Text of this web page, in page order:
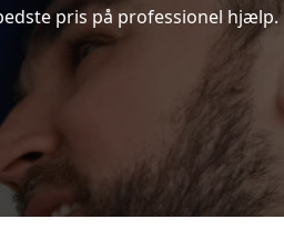
pris på professionel hjælp.